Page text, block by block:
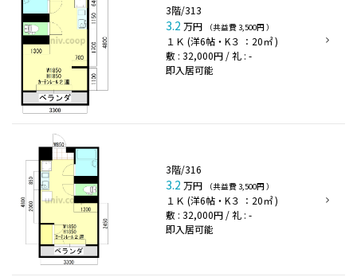
3階/313
3.2 万円 （共益費 3,500円 ）
１Ｋ (洋6帖・K３ ：20㎡ )
敷 : 32,000円 / 礼 : -
即入居可能
3階/316
3.2 万円 （共益費 3,500円 ）
１Ｋ (洋6帖・K３ ：20㎡ )
敷 : 32,000円 / 礼 : -
即入居可能